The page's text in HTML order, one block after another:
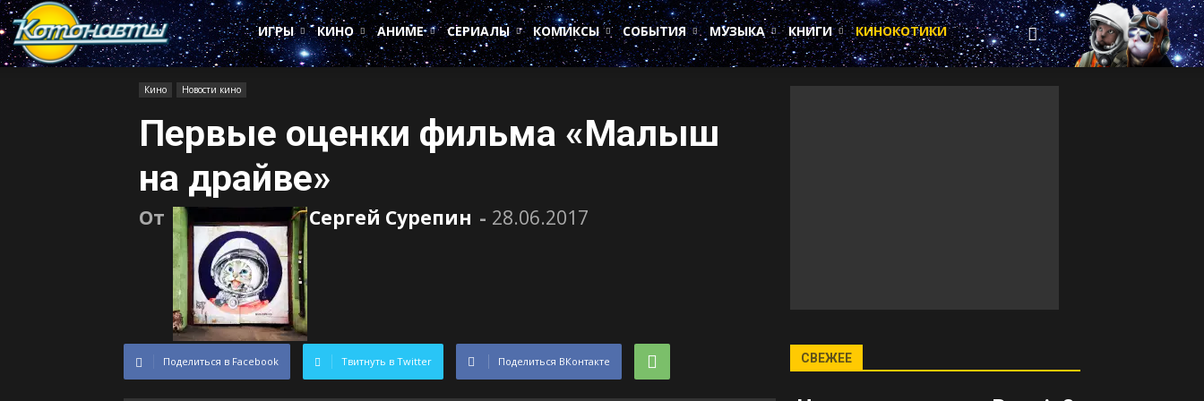
Котонавты
ИГРЫ
КИНО АНИМЕ СЕРИАЛЫ КОМИКСЫ СОБЫТИЯ МУЗЫКА КНИГИ КИНОКОТИКИ
Кино Новости кино
Первые оценки фильма «Малыш
на драйве»
От Сергей Сурепин - 28.06.2017
Поделиться в Facebook Твитнуть в Twitter Поделиться ВКонтакте СВЕЖЕЕ